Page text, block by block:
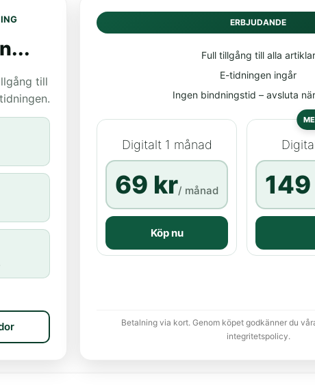
till
ERBJUDANDE
Full tillgång till alla artiklar
E-tidningen ingår
Ingen bindningstid – avsluta
Digitalt 1 månad
69 kr/ månad
Köp nu
Betalning via kort. Genom köpet godkänner du
integritetspolicy.